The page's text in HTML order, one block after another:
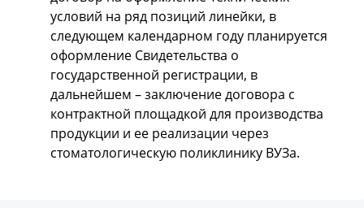
условий на ряд позиций линейки, в
следующем календарном году планируется
оформление Свидетельства о
государственной регистрации, в
дальнейшем – заключение договора с
контрактной площадкой для производства
продукции и ее реализации через
стоматологическую поликлинику ВУЗа.